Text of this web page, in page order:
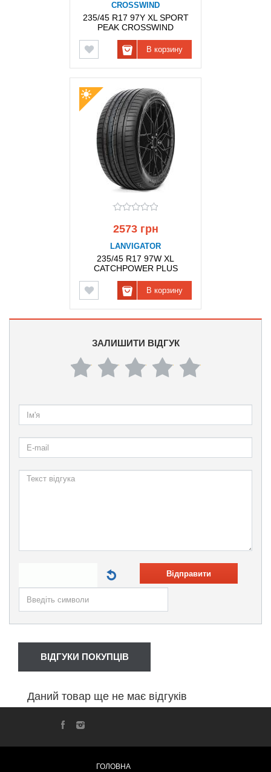
CROSSWIND
235/45 R17 97Y XL SPORT
PEAK CROSSWIND
В корзину
2573 грн
LANVIGATOR
235/45 R17 97W XL
CATCHPOWER PLUS
В корзину
ЗАЛИШИТИ ВІДГУК
Відправити
ВІДГУКИ ПОКУПЦІВ
Даний товар ще не має відгуків
ГОЛОВНА